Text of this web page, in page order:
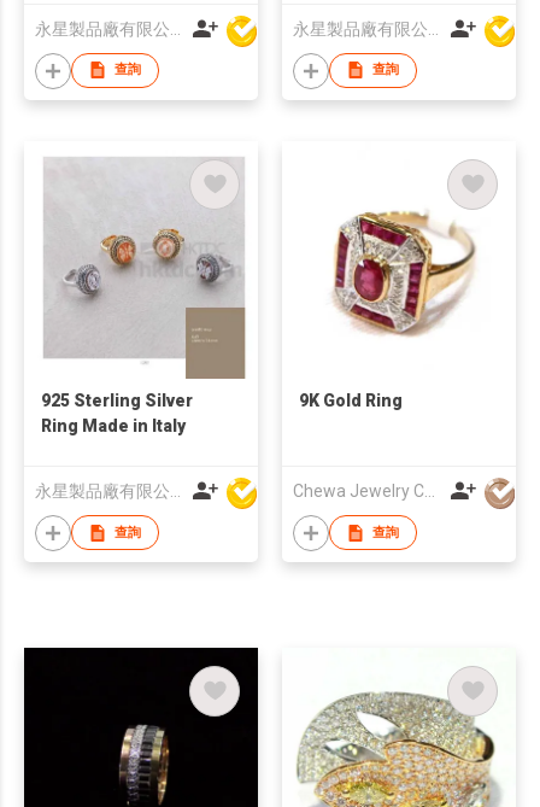
查詢 查詢
925 Sterling Silver
Ring Made in Italy
查詢
9K Gold Ring
查詢